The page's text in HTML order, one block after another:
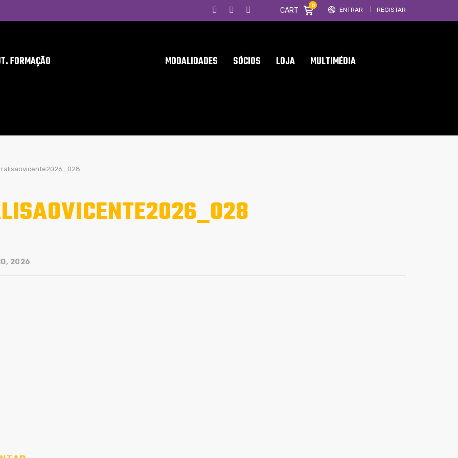
ENTRAR REGISTAR
CART
0
FORMAÇÃO MODALIDADES SÓCIOS LOJA MULTIMÉDIA
ralisaovicente2026_028
2026